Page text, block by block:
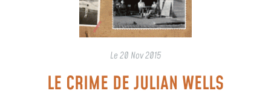
Le20 Nov 2015
LE CRIME DE JULIAN WELLS